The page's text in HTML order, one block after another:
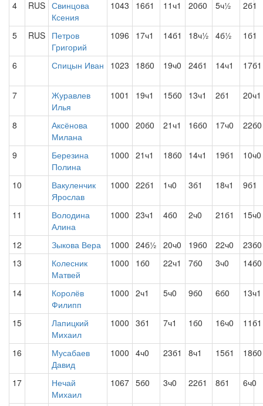
4 RUS Свинцова
Ксения
1043 16б1 11ч1 20б0 5ч½ 2б1
5 RUS Петров
Григорий
1096 17ч1 14б1 18ч½ 4б½ 1б1
6 Спицын Иван 1023 18б0 19ч0 24б1 14ч1 17б1
7
Журавлев
Илья
1001 19ч1 15б0 13ч1 2б1 20ч1
8
Аксёнова
Милана
1000 20б0 21ч1 16б0 17ч0 22б0
9
Березина
Полина
1000 21ч1 18б0 14ч1 19б1 10ч0
10
Вакуленчик
Ярослав
1000 22б1 1ч0 3б1 18ч1 9б1
11
Володина
Алина
1000 23ч1 4б0 2ч0 21б1 15ч0
12 Зыкова Вера 1000 24б½ 20ч0 19б0 22ч0
23б0
13
Колесник
Матвей
1000 1б0 22ч1 7б0 3ч0 14б0
14
Королёв
Филипп
1000 2ч1 5ч0 9б0 6б0 13ч1
15
Лапицкий
Михаил
1000 3б1 7ч1 1б0 16ч0 11б1
16
Мусабаев
Давид
1000 4ч0 23б1 8ч1 15б1 18б0
17
Нечай
Михаил
1067 5б0 3ч0 22б1 8б1 6ч0